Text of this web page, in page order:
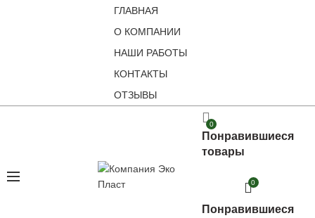
ГЛАВНАЯ
О КОМПАНИИ
НАШИ РАБОТЫ
КОНТАКТЫ
ОТЗЫВЫ
0
Понравившиеся
товары
0
Понравившиеся